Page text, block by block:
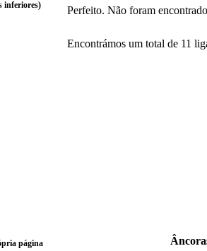
inferiores)
Perfeito. Não foram
página
Encontrámos um total de 11